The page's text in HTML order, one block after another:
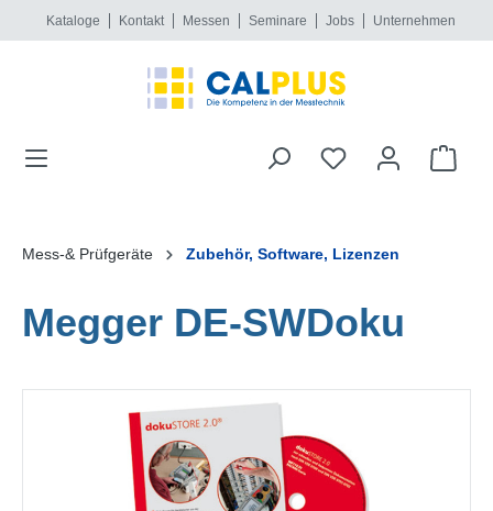
springen
Kataloge Kontakt Messen Seminare Jobs Unternehmen
Mess-& Prüfgeräte Zubehör, Software, Lizenzen
Megger DE-SWDoku